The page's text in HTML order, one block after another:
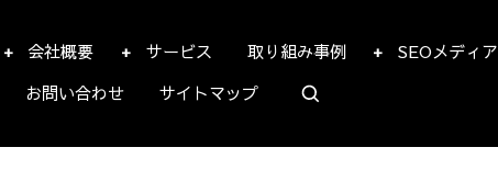
会社概要 サービス 取り組み事例 SEOメディア
お問い合わせ サイトマップ